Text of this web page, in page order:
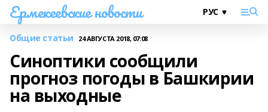
Ермекеевские новости
Общие статьи 24 АВГУСТА 2018, 07:08
Синоптики сообщили
прогноз погоды в Башкирии
на выходные